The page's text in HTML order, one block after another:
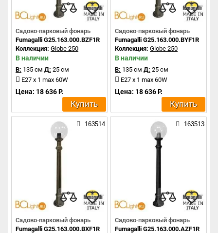
Садово-парковый фонарь
Fumagalli G25.163.000.BZF1R
Коллекция: Globe 250
В наличии
В: 135 см Д: 25 см
E27 x 1 max 60W
Цена: 18 636 Р.
Купить
Садово-парковый фонарь
Fumagalli G25.163.000.BYF1R
Коллекция: Globe 250
В наличии
В: 135 см Д: 25 см
E27 x 1 max 60W
Цена: 18 636 Р.
Купить
163514
Садово-парковый фонарь
Fumagalli G25.163.000.BXF1R
163513
Садово-парковый фонарь
Fumagalli G25.163.000.AZF1R